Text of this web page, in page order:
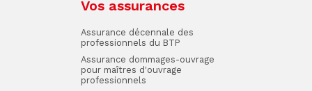
Vos assurances
Assurance décennale des
professionnels du BTP
Assurance dommages-ouvrage
pour maîtres d'ouvrage
professionnels